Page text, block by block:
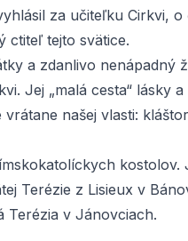
za učiteľku Cirkvi,
ctiteľ tejto svätice.
a zdanlivo nenápadný
Jej „malá cesta“ lásky
našej vlasti:
kostolov.
Terézie z Lisieux v
Terézia v Jánovciach.